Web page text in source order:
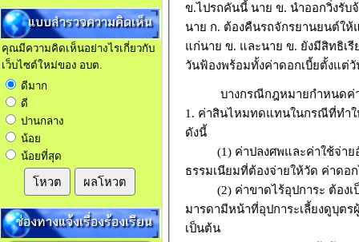
แบบสำรวจความคิดเห็น
คุณมีความคิดเห็นอย่างไรเกี่ยวกับ
เว็บไซต์ใหม่ของ อบต.
ดีมาก
ดี
ปานกลาง
น้อย
น้อยที่สุด
โหวต ผลโหวต
ช่องทางแจ้งเรื่องร้องเรียน
ข.ไปรถคันนี้ นาย ข. นำออกวิ่งรั
นาย ก. ต้องคืนรถจักรยานยนต์ให้
แก่นาย ข. และนาย ข. ยังมีสิทธิเ
วันฟ้องพร้อมทั้งค่าดอกเบี้ยตั้งแต่
บางกรณีกฎหมายกำหนดค่า
1. ค่าสินไหมทดแทนในกรณีที่ทำใ
ดังนี้
(1) ค่าปลงศพและค่าใช้จ่ายอัน
ธรรมเนียมที่ต้องจ่ายให้วัด ค่าดอ
(2) ค่าขาดไร้อุปการะ ต้องเป็
มารดามีหน้าที่อุปการะเลี้ยงดูบุตร
เป็นต้น